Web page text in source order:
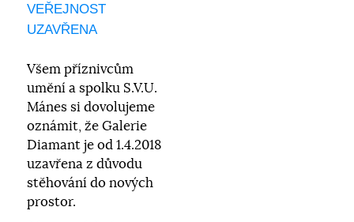
VEŘEJNOST
UZAVŘENA
Všem příznivcům
umění a spolku S.V.U.
Mánes si dovolujeme
oznámit, že Galerie
Diamant je od 1.4.2018
uzavřena z důvodu
stěhování do nových
prostor.